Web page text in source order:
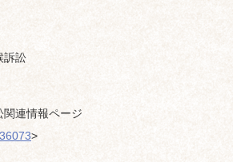
訴訟
連情報ページ
>